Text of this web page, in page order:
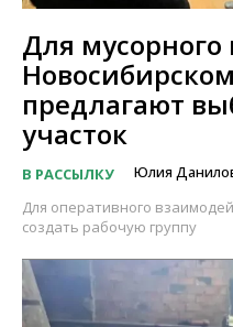
Для мусорного
предлагают
участок
В РАССЫЛКУ Юлия
Для оперативного
создать рабочую группу